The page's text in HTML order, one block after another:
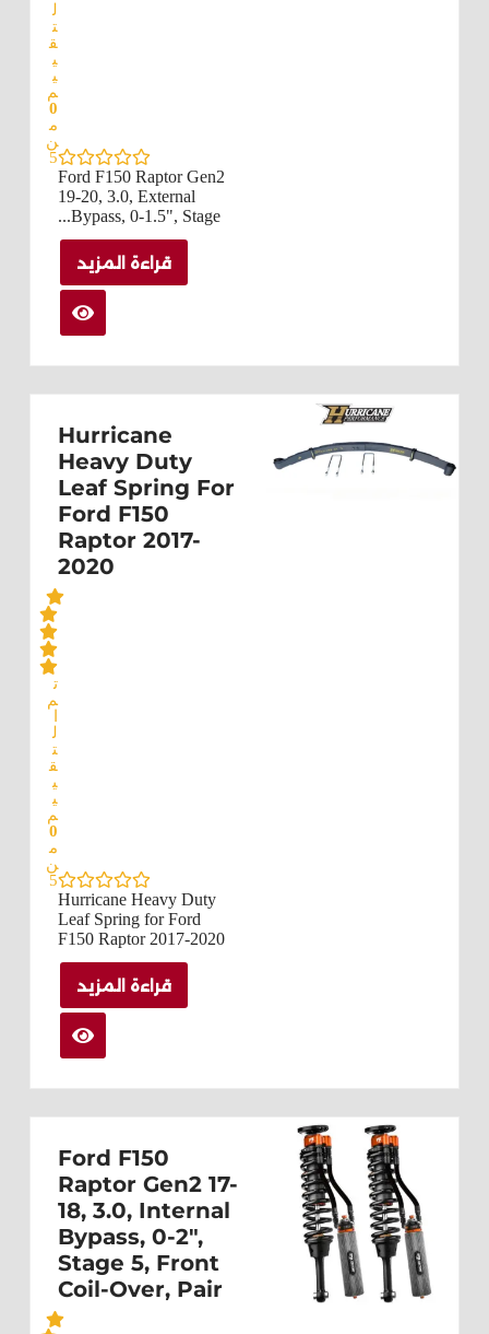
ل
ت
ق
ي
ي
م
0
م
ن
5
Ford F150 Raptor Gen2
19-20, 3.0, External
Bypass, 0-1.5", Stage...
قراءة المزيد
Hurricane
Heavy Duty
Leaf Spring For
Ford F150
Raptor 2017-
2020
ت
م
ل
ت
ق
ي
ي
م
0
م
ن
5
Hurricane Heavy Duty
Leaf Spring for Ford
F150 Raptor 2017-2020
قراءة المزيد
Ford F150
Raptor Gen2 17-
18, 3.0, Internal
Bypass, 0-2",
Stage 5, Front
Coil-Over, Pair